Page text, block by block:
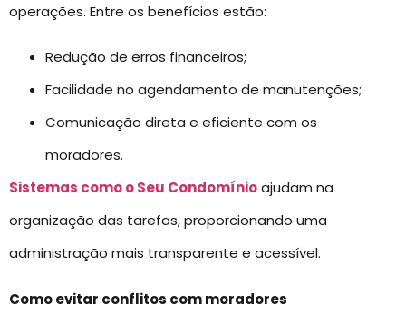
operações. Entre os benefícios estão:
Redução de erros financeiros;
Facilidade no agendamento de manutenções;
Comunicação direta e eficiente com os
moradores.
Sistemas como o Seu Condomínioajudam na
organização das tarefas, proporcionando uma
administração mais transparente e acessível.
Como evitar conflitos com moradores